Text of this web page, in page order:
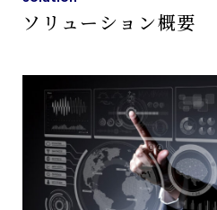
ソリューション概要